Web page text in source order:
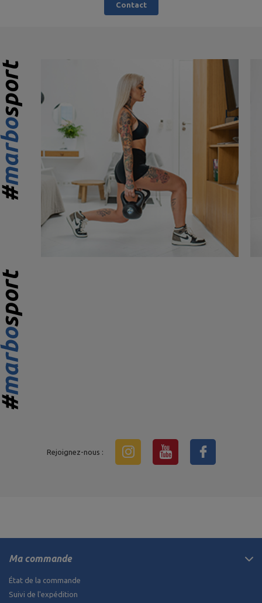
Contact
Rejoignez-nous :
Ma commande
État de la commande
Suivi de l'expédition